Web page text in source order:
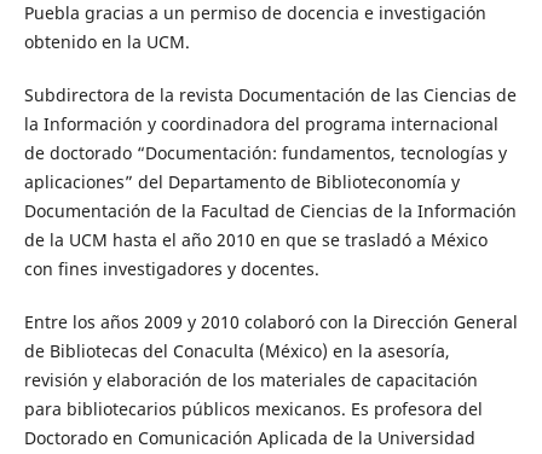
Puebla gracias a un permiso de docencia e investigación
obtenido en la UCM.
Subdirectora de la revista Documentación de las Ciencias de
la Información y coordinadora del programa internacional
de doctorado “Documentación: fundamentos, tecnologías y
aplicaciones” del Departamento de Biblioteconomía y
Documentación de la Facultad de Ciencias de la Información
de la UCM hasta el año 2010 en que se trasladó a México
con fines investigadores y docentes.
Entre los años 2009 y 2010 colaboró con la Dirección General
de Bibliotecas del Conaculta (México) en la asesoría,
revisión y elaboración de los materiales de capacitación
para bibliotecarios públicos mexicanos. Es profesora del
Doctorado en Comunicación Aplicada de la Universidad